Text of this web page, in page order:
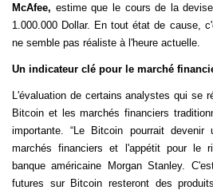
McAfee, estime que le cours de la
1.000.000 Dollar. En tout état de cause,
ne semble pas réaliste à l'heure actuelle.
Un indicateur clé pour le marché
L'évaluation de certains analystes qui se
Bitcoin et les marchés financiers
importante. “Le Bitcoin pourrait
marchés financiers et l'appétit pour le
banque américaine Morgan Stanley.
futures sur Bitcoin resteront des